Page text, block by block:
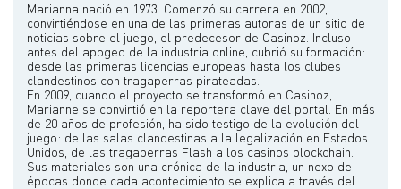
Marianna nació en 1973. Comenzó su carrera en 2002,
convirtiéndose en una de las primeras autoras de un sitio de
noticias sobre el juego, el predecesor de Casinoz. Incluso
antes del apogeo de la industria online, cubrió su formación:
desde las primeras licencias europeas hasta los clubes
clandestinos con tragaperras pirateadas.
En 2009, cuando el proyecto se transformó en Casinoz,
Marianne se convirtió en la reportera clave del portal. En más
de 20 años de profesión, ha sido testigo de la evolución del
juego: de las salas clandestinas a la legalización en Estados
Unidos, de las tragaperras Flash a los casinos blockchain.
Sus materiales son una crónica de la industria, un nexo de
épocas donde cada acontecimiento se explica a través del